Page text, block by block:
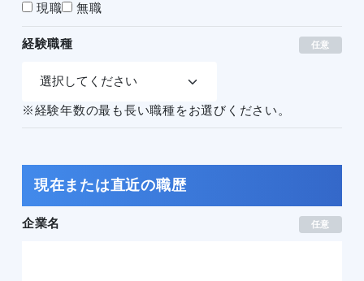
現職 無職
経験職種 任意
※経験年数の最も長い職種をお選びください。
現在または直近の職歴
企業名 任意